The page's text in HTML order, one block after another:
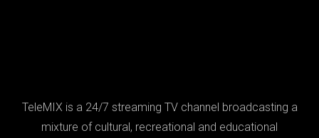
TeleMIX is a 24/7 streaming TV channel broadcasting a
mixture of cultural, recreational and educational